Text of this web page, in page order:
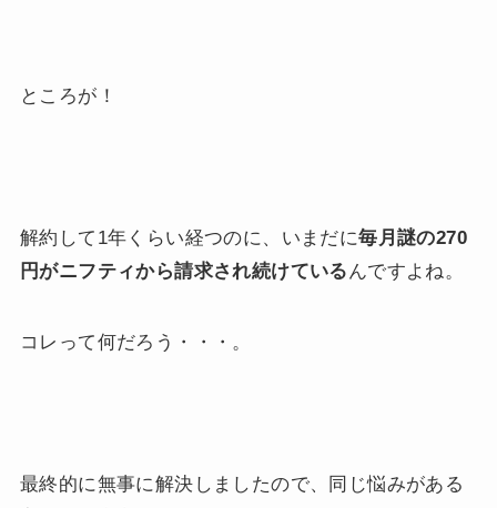
ところが！
解約して1年くらい経つのに、いまだに毎月謎の270
円がニフティから請求され続けているんですよね。
コレって何だろう・・・。
最終的に無事に解決しましたので、同じ悩みがある